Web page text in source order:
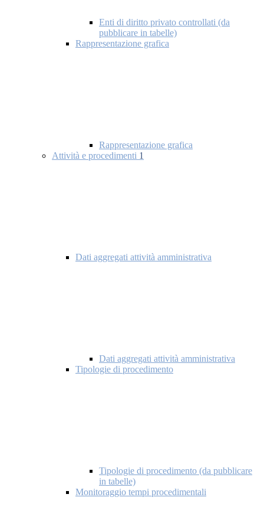
Enti di diritto privato controllati (da
pubblicare in tabelle)
Rappresentazione grafica
Rappresentazione grafica
Attività e procedimenti 1
Dati aggregati attività amministrativa
Dati aggregati attività amministrativa
Tipologie di procedimento
Tipologie di procedimento (da pubblicare
in tabelle)
Monitoraggio tempi procedimentali